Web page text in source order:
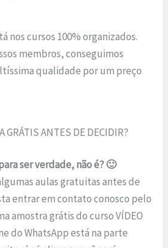
nos cursos 100% organizados.
membros, conseguimos
qualidade por um preço
GRÁTIS ANTES DE DECIDIR?
ser verdade, não é? 🙂
aulas gratuitas antes de
entrar em contato conosco pelo
amostra grátis do curso VÍDEO
do WhatsApp está na parte